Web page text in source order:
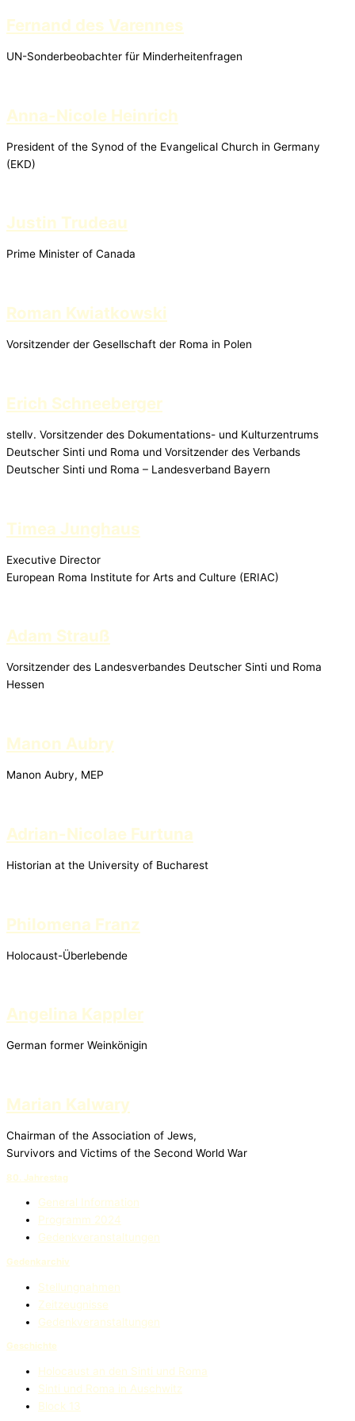
Fernand des Varennes
UN-Sonderbeobachter für Minderheitenfragen
Anna-Nicole Heinrich
President of the Synod of the Evangelical Church in Germany
(EKD)
Justin Trudeau
Prime Minister of Canada
Roman Kwiatkowski
Vorsitzender der Gesellschaft der Roma in Polen
Erich Schneeberger
stellv. Vorsitzender des Dokumentations- und Kulturzentrums
Deutscher Sinti und Roma und Vorsitzender des Verbands
Deutscher Sinti und Roma – Landesverband Bayern
Timea Junghaus
Executive Director
European Roma Institute for Arts and Culture (ERIAC)
Adam Strauß
Vorsitzender des Landesverbandes Deutscher Sinti und Roma
Hessen
Manon Aubry
Manon Aubry, MEP
Adrian-Nicolae Furtuna
Historian at the University of Bucharest
Philomena Franz
Holocaust-Überlebende
Angelina Kappler
German former Weinkönigin
Marian Kalwary
Chairman of the Association of Jews,
Survivors and Victims of the Second World War
80. Jahrestag
General Information
Programm 2024
Gedenkveranstaltungen
Gedenkarchiv
Stellungnahmen
Zeitzeugnisse
Gedenkveranstaltungen
Geschichte
Holocaust an den Sinti und Roma
Sinti und Roma in Auschwitz
Block 13